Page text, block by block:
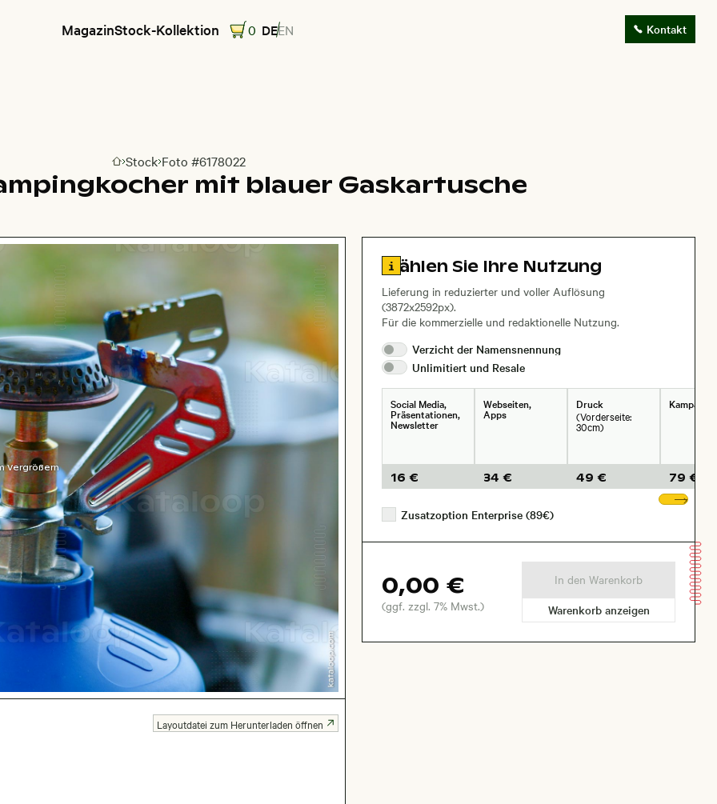
MagazinStock-Kollektion 0 DEEN Kontakt
Zur Homepage
Stock Foto #6178022
mit blauer Gaskartusche
Vergrößern
Layoutdatei zum Herunterladen öffnen
Zu den Lizenzinformationen springen
Wählen Sie Ihre Nutzung
Lieferung in reduzierter und voller Auflösung
(3872x2592px).
Für die kommerzielle und redaktionelle Nutzung.
Verzicht der Namensnennung
Unlimitiert und Resale
Social Media,
Präsentationen,
Newsletter
16 €
Webseiten,
Apps
34 €
Druck
(Vorderseite:
30cm)
49 €
79 €
Zusatzoption Enterprise (89€)
0,00 €
(ggf. zzgl. 7% Mwst.)
In den Warenkorb
Warenkorb anzeigen